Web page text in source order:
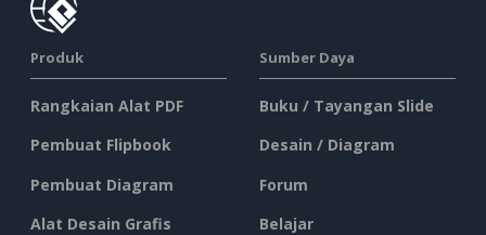
Produk
Rangkaian Alat PDF
Pembuat Flipbook
Pembuat Diagram
Alat Desain Grafis
Sumber Daya
Buku / Tayangan Slide
Desain / Diagram
Forum
Belajar